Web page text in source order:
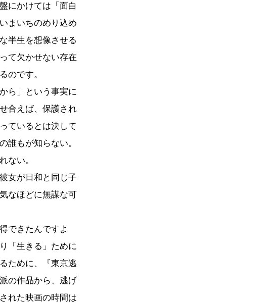
にかけては「面白
まいちのめり込め
半生を想像させる
て欠かせない存在
のです。
ら」という事実に
合えば、保護され
ているとは決して
誰もが知らない。
ない。
女が日和と同じ子
なほどに無謀な可
できたんですよ
「生きる」ために
ために、『東京逃
の作品から、逃げ
れた映画の時間は